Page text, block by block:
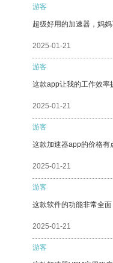
游客
超级好用的加速器，妈
2025-01-21
游客
这款app让我的工作效率
2025-01-21
游客
这款加速器app的价格有
2025-01-21
游客
这款软件的功能非常全面
2025-01-21
游客